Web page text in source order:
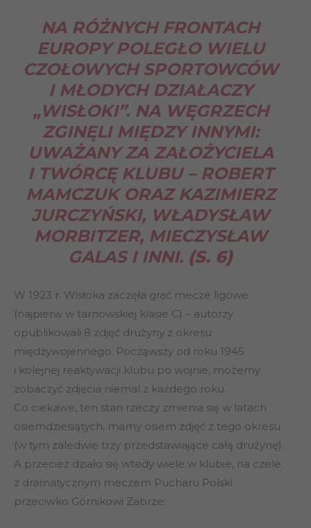
NA RÓŻNYCH FRONTACH
EUROPY POLEGŁO WIELU
CZOŁOWYCH SPORTOWCÓW
I MŁODYCH DZIAŁACZY
„WISŁOKI”. NA WĘGRZECH
ZGINĘLI MIĘDZY INNYMI:
UWAŻANY ZA ZAŁOŻYCIELA
I TWÓRCĘ KLUBU – ROBERT
MAMCZUK ORAZ KAZIMIERZ
JURCZYŃSKI, WŁADYSŁAW
MORBITZER, MIECZYSŁAW
GALAS I INNI. (S. 6)
W 1923 r. Wisłoka zaczęła grać mecze ligowe
(najpierw w tarnowskiej klasie C) – autorzy
opublikowali 8 zdjęć drużyny z okresu
międzywojennego. Począwszy od roku 1945
i kolejnej reaktywacji klubu po wojnie, możemy
zobaczyć zdjęcia niemal z każdego roku.
Co ciekawe, ten stan rzeczy zmienia się w latach
osiemdziesiątych, mamy osiem zdjęć z tego okresu
(w tym zaledwie trzy przedstawiające całą drużynę).
A przecież działo się wtedy wiele w klubie, na czele
z dramatycznym meczem Pucharu Polski
przeciwko Górnikowi Zabrze: